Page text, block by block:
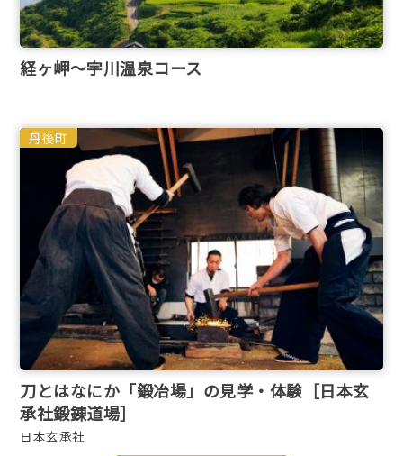
経ヶ岬～宇川温泉コース
丹後町
刀とはなにか「鍛冶場」の見学・体験［日本玄
承社鍛錬道場］
日本玄承社